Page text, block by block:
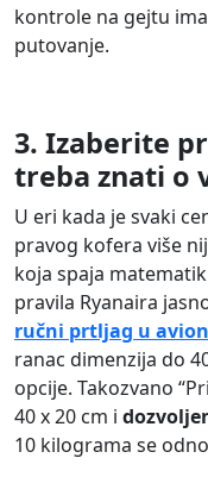
kontrole na gejtu
putovanje.
3. Izaberite
treba znati o
U eri kada je svaki
pravog kofera više
koja spaja
pravila Ryanaira
ručni prtljag u
ranac dimenzija do
opcije. Takozvano
40 x 20 cm i
10 kilograma se